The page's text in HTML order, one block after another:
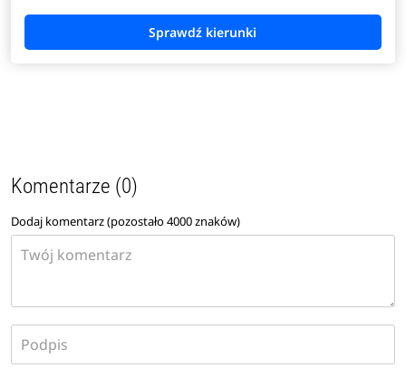
Komentarze (0)
Dodaj komentarz (pozostało4000znaków)